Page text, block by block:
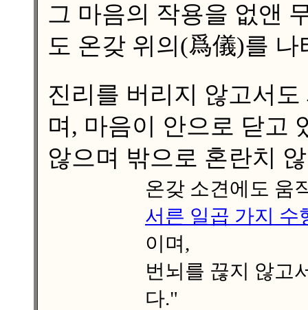
그 마음의 작용을 없앤
도 온갖 위의(爲儀)를
진리를 버리지 않고서
며, 마음이 안으로 닫고
않으며 밖으로 혼란치
온갖 소견에도 움
서른 일곱 가지 수
이며,
번뇌를 끊지 않고
다."